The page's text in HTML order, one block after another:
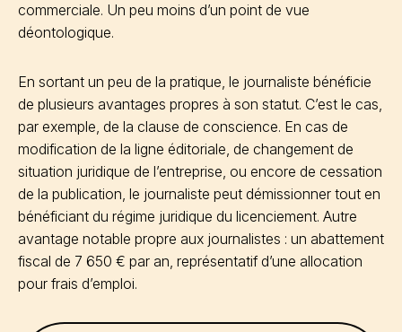
commerciale. Un peu moins d’un point de vue
déontologique.
En sortant un peu de la pratique, le journaliste bénéficie
de plusieurs avantages propres à son statut. C’est le cas,
par exemple, de la clause de conscience. En cas de
modification de la ligne éditoriale, de changement de
situation juridique de l’entreprise, ou encore de cessation
de la publication, le journaliste peut démissionner tout en
bénéficiant du régime juridique du licenciement. Autre
avantage notable propre aux journalistes : un abattement
fiscal de 7 650 € par an, représentatif d’une allocation
pour frais d’emploi.